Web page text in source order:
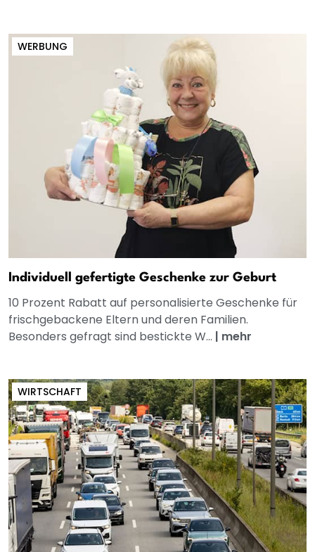
WERBUNG
Individuell gefertigte Geschenke zur Geburt
10 Prozent Rabatt auf personalisierte Geschenke für
frischgebackene Eltern und deren Familien.
Besonders gefragt sind bestickte W... | mehr
WIRTSCHAFT